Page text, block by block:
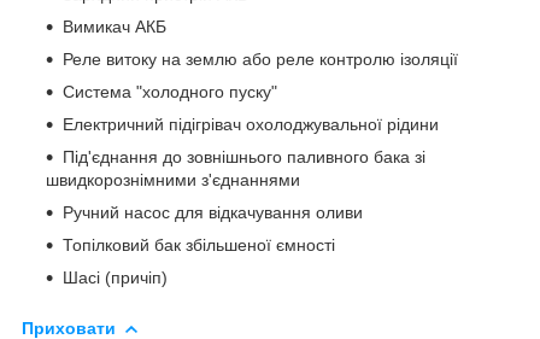
Вимикач АКБ
Реле витоку на землю або реле контролю ізоляції
Система "холодного пуску"
Електричний підігрівач охолоджувальної рідини
Під'єднання до зовнішнього паливного бака зі
швидкорознімними з'єднаннями
Ручний насос для відкачування оливи
Топілковий бак збільшеної ємності
Шасі (причіп)
Приховати